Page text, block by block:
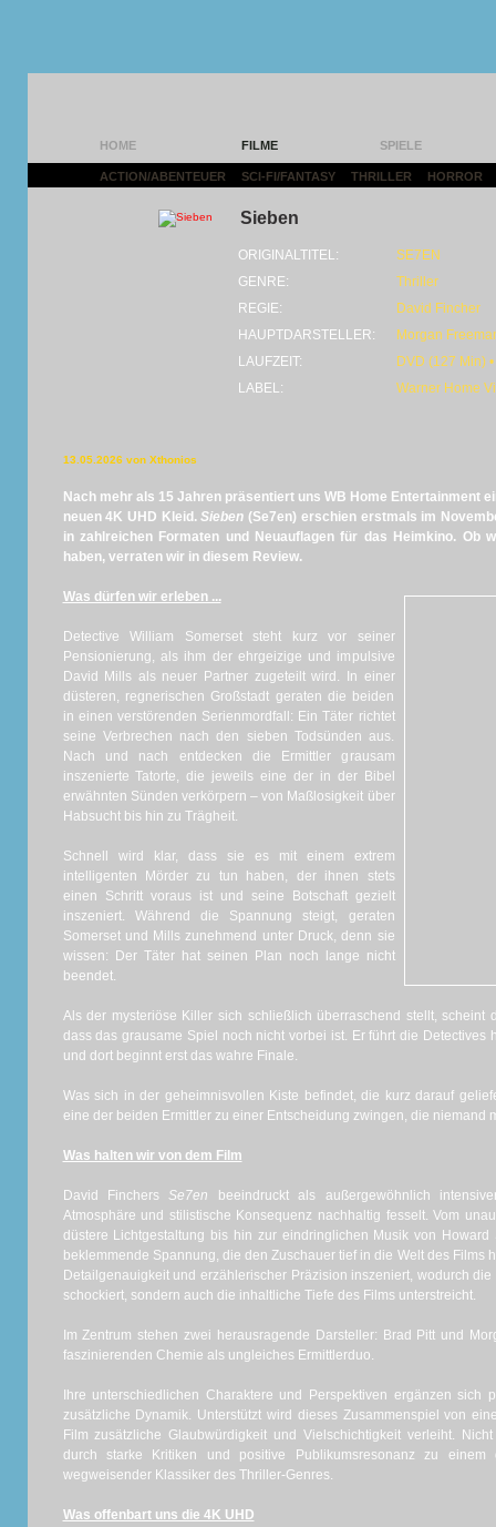
HOME FILME SPIELE
ACTION/ABENTEUER SCI-FI/FANTASY THRILLER HORROR
Sieben
ORIGINALTITEL:
SE7EN
GENRE:
Thriller
REGIE:
David Fincher
HAUPTDARSTELLER:
Morgan
LAUFZEIT:
DVD (127 Min)
LABEL:
Warner Home
13.05.2026 von Xthonios
Nach mehr als 15 Jahren präsentiert uns WB Home Entertainment
neuen 4K UHD Kleid.Sieben (Se7en) erschien erstmals im
in zahlreichen Formaten und Neuauflagen für das Heimkino. Ob
haben, verraten wir in diesem Review.
Was dürfen wir erleben ...
Detective William Somerset steht kurz vor seiner
Pensionierung, als ihm der ehrgeizige und impulsive
David Mills als neuer Partner zugeteilt wird. In einer
düsteren, regnerischen Großstadt geraten die beiden
in einen verstörenden Serienmordfall: Ein Täter richtet
seine Verbrechen nach den sieben Todsünden aus.
Nach und nach entdecken die Ermittler grausam
inszenierte Tatorte, die jeweils eine der in der Bibel
erwähnten Sünden verkörpern – von Maßlosigkeit über
Habsucht bis hin zu Trägheit.
Schnell wird klar, dass sie es mit einem extrem
intelligenten Mörder zu tun haben, der ihnen stets
einen Schritt voraus ist und seine Botschaft gezielt
inszeniert. Während die Spannung steigt, geraten
Somerset und Mills zunehmend unter Druck, denn sie
wissen: Der Täter hat seinen Plan noch lange nicht
beendet.
Als der mysteriöse Killer sich schließlich überraschend stellt, scheint
dass das grausame Spiel noch nicht vorbei ist. Er führt die
und dort beginnt erst das wahre Finale.
Was sich in der geheimnisvollen Kiste befindet, die kurz darauf
eine der beiden Ermittler zu einer Entscheidung zwingen, die niemand
Was halten wir von dem Film
David Finchers Se7en
beeindruckt als außergewöhnlich
Atmosphäre und stilistische Konsequenz nachhaltig fesselt. Vom
düstere Lichtgestaltung bis hin zur eindringlichen Musik von
beklemmende Spannung, die den Zuschauer tief in die Welt des Films
Detailgenauigkeit und erzählerischer Präzision inszeniert, wodurch
schockiert, sondern auch die inhaltliche Tiefe des Films unterstreicht.
Im Zentrum stehen zwei herausragende Darsteller: Brad Pitt und
faszinierenden Chemie als ungleiches Ermittlerduo.
Ihre unterschiedlichen Charaktere und Perspektiven ergänzen sich
zusätzliche Dynamik. Unterstützt wird dieses Zusammenspiel von
Film zusätzliche Glaubwürdigkeit und Vielschichtigkeit verleiht.
durch starke Kritiken und positive Publikumsresonanz zu
wegweisender Klassiker des Thriller-Genres.
Was offenbart uns die 4K UHD